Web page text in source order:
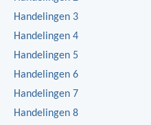
Handelingen 3
Handelingen 4
Handelingen 5
Handelingen 6
Handelingen 7
Handelingen 8